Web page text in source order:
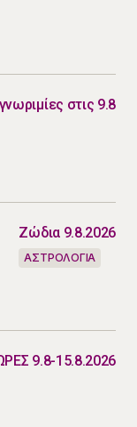
στις 9.8
Ζώδια 9.8.2026
ΑΣΤΡΟΛΟΓΙΑ
9.8-15.8.2026